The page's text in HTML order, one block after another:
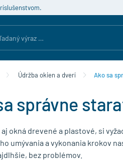
Údržba okien a dverí Ako sa
správne
aj okná drevené a plastové, si
umývania a vykonania krokov
bez problémov.